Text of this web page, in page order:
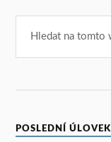
POSLEDNÍ ÚLOVEK